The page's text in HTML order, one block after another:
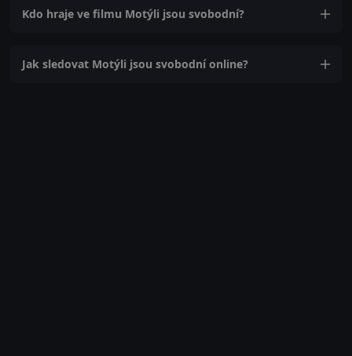
Kdo hraje ve filmu Motýli jsou svobodní?
Jak sledovat Motýli jsou svobodní online?